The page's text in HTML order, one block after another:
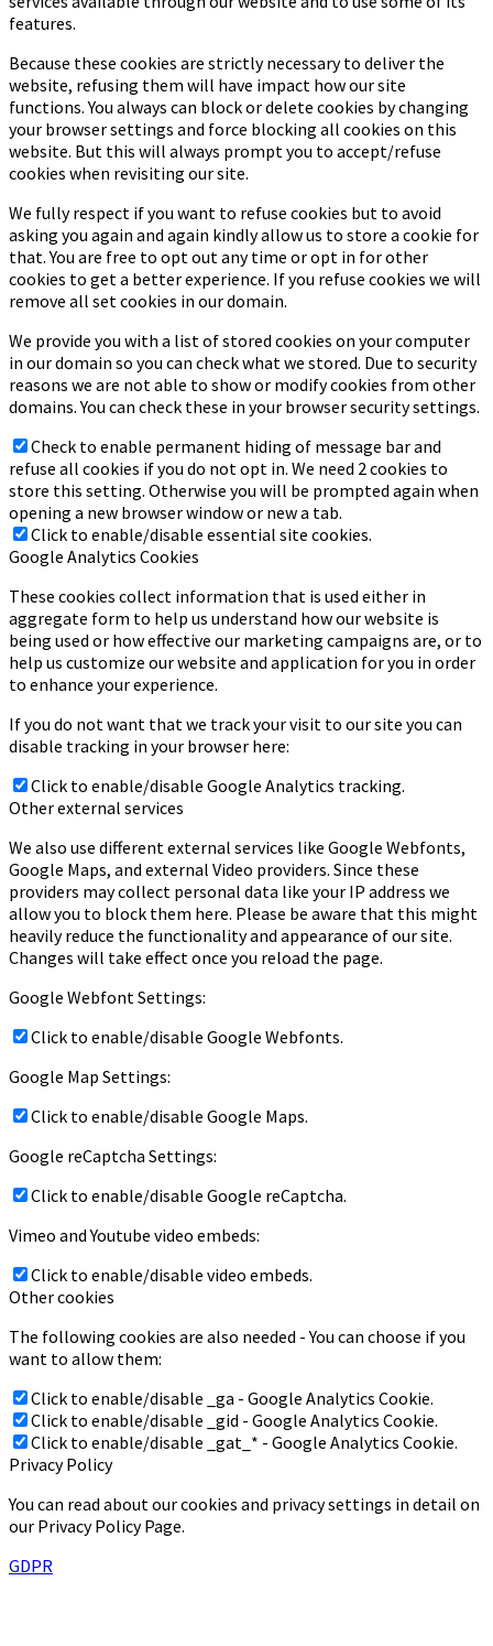
features.
Because these cookies are strictly necessary to deliver the
website, refusing them will have impact how our site
functions. You always can block or delete cookies by changing
your browser settings and force blocking all cookies on this
website. But this will always prompt you to accept/refuse
cookies when revisiting our site.
We fully respect if you want to refuse cookies but to avoid
asking you again and again kindly allow us to store a cookie for
that. You are free to opt out any time or opt in for other
cookies to get a better experience. If you refuse cookies we will
remove all set cookies in our domain.
We provide you with a list of stored cookies on your computer
in our domain so you can check what we stored. Due to security
reasons we are not able to show or modify cookies from other
domains. You can check these in your browser security settings.
Check to enable permanent hiding of message bar and
refuse all cookies if you do not opt in. We need 2 cookies to
store this setting. Otherwise you will be prompted again when
opening a new browser window or new a tab.
Click to enable/disable essential site cookies.
Google Analytics Cookies
These cookies collect information that is used either in
aggregate form to help us understand how our website is
being used or how effective our marketing campaigns are, or to
help us customize our website and application for you in order
to enhance your experience.
If you do not want that we track your visit to our site you can
disable tracking in your browser here:
Click to enable/disable Google Analytics tracking.
Other external services
We also use different external services like Google Webfonts,
Google Maps, and external Video providers. Since these
providers may collect personal data like your IP address we
allow you to block them here. Please be aware that this might
heavily reduce the functionality and appearance of our site.
Changes will take effect once you reload the page.
Google Webfont Settings:
Click to enable/disable Google Webfonts.
Google Map Settings:
Click to enable/disable Google Maps.
Google reCaptcha Settings:
Click to enable/disable Google reCaptcha.
Vimeo and Youtube video embeds:
Click to enable/disable video embeds.
Other cookies
The following cookies are also needed - You can choose if you
want to allow them:
Click to enable/disable _ga - Google Analytics Cookie.
Click to enable/disable _gid - Google Analytics Cookie.
Click to enable/disable _gat_* - Google Analytics Cookie.
Privacy Policy
You can read about our cookies and privacy settings in detail on
our Privacy Policy Page.
GDPR